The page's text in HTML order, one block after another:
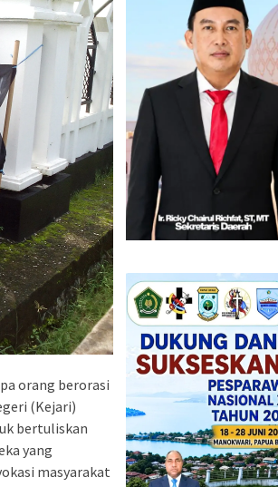
orang berorasi
(Kejari)
bertuliskan
yang
masyarakat